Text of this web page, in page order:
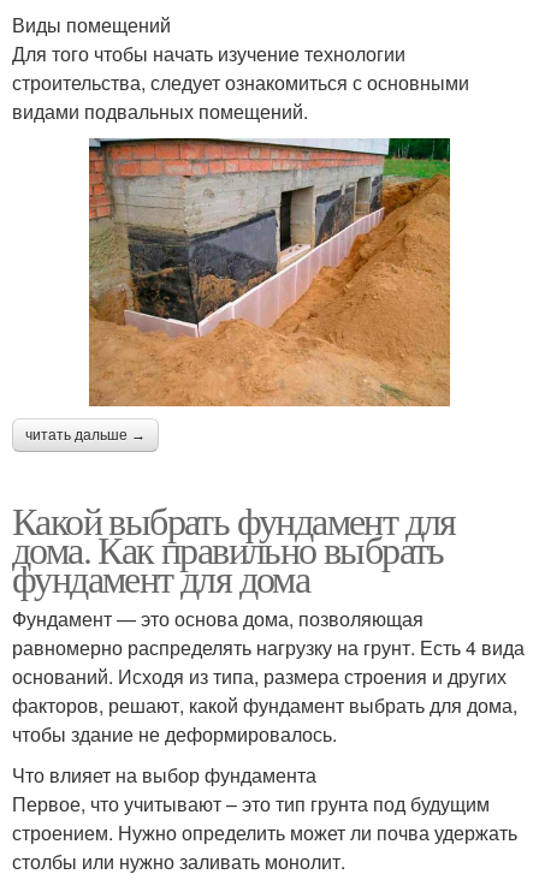
Виды помещений
Для того чтобы начать изучение технологии
строительства, следует ознакомиться с основными
видами подвальных помещений.
читать дальше →
Какой выбрать фундамент для
дома. Как правильно выбрать
фундамент для дома
Фундамент — это основа дома, позволяющая
равномерно распределять нагрузку на грунт. Есть 4 вида
оснований. Исходя из типа, размера строения и других
факторов, решают, какой фундамент выбрать для дома,
чтобы здание не деформировалось.
Что влияет на выбор фундамента
Первое, что учитывают – это тип грунта под будущим
строением. Нужно определить может ли почва удержать
столбы или нужно заливать монолит.